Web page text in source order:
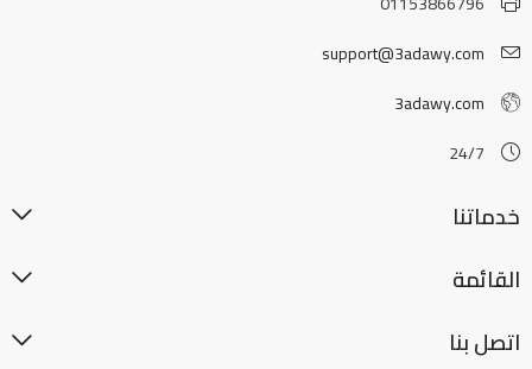
support@3adawy.com
3adawy.com
24/7
خدماتنا
القائمة
اتصل بنا